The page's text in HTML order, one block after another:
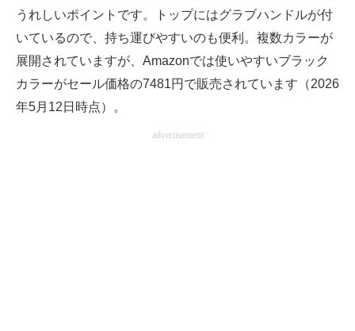
うれしいポイントです。トップにはグラブハンドルが付
いているので、持ち運びやすいのも便利。複数カラーが
展開されていますが、Amazonでは使いやすいブラック
カラーがセール価格の7481円で販売されています（2026
年5月12日時点）。
advertisement